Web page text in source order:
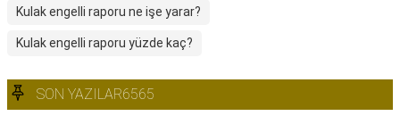
Kulak engelli raporu ne işe yarar?
Kulak engelli raporu yüzde kaç?
SON YAZILAR6565